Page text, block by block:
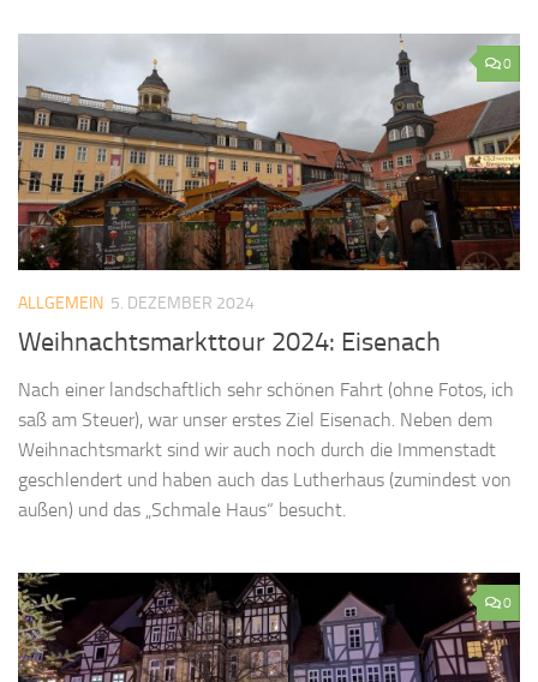
0
ALLGEMEIN 5. DEZEMBER 2024
Weihnachtsmarkttour 2024: Eisenach
Nach einer landschaftlich sehr schönen Fahrt (ohne Fotos, ich
saß am Steuer), war unser erstes Ziel Eisenach. Neben dem
Weihnachtsmarkt sind wir auch noch durch die Immenstadt
geschlendert und haben auch das Lutherhaus (zumindest von
außen) und das „Schmale Haus“ besucht.
0